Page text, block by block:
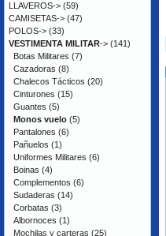
LLAVEROS-> (59)
CAMISETAS-> (47)
POLOS-> (33)
VESTIMENTA MILITAR-> (141)
Botas Militares (7)
Cazadoras (8)
Chalecos Tácticos (20)
Cinturones (15)
Guantes (5)
Monos vuelo (5)
Pantalones (6)
Pañuelos (1)
Uniformes Militares (6)
Boinas (4)
Complementos (6)
Sudaderas (14)
Corbatas (3)
Albornoces (1)
Mochilas y carteras (25)